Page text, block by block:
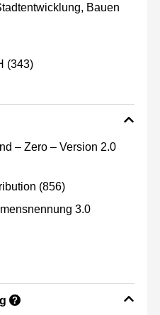
Bauen
(343)
– Zero – Version 2.0
(856)
3.0
?